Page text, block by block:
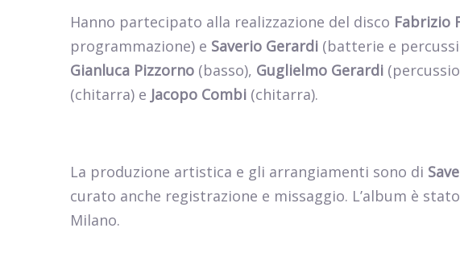
Hanno partecipato alla realizzazione del disco Fabrizio
programmazione) e Saverio Gerardi (batterie e
Gianluca Pizzorno (basso), Guglielmo Gerardi
(chitarra) e Jacopo Combi (chitarra).
La produzione artistica e gli arrangiamenti sono di
curato anche registrazione e missaggio. L’album è
Milano.